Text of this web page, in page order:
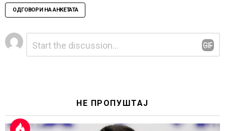
ОДГОВОРИ НА АНКЕТАТА
Leave
a
Reply
НЕ ПРОПУШТАЈ